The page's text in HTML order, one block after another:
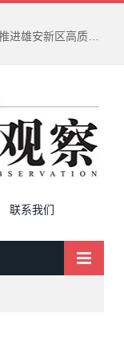
习近平在河北雄安新区考察并主持召开深入推进雄安新区高质量建设和发展座谈会
联系我们